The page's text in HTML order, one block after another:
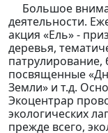
Большое
деятельности.
акция «Ель» -
деревья,
патрулирование,
посвященные
Земли» и т.д.
Экоцентрар
экологических
прежде всего,